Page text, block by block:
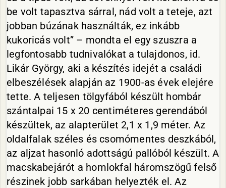
be volt tapasztva sárral, nád volt a teteje, azt
jobban búzának használták, ez inkább
kukoricás volt” – mondta el egy szuszra a
legfontosabb tudnivalókat a tulajdonos, id.
Likár György, aki a készítés idejét a családi
elbeszélések alapján az 1900-as évek elejére
tette. A teljesen tölgyfából készült hombár
szántalpai 15 x 20 centiméteres gerendából
készültek, az alapterület 2,1 x 1,9 méter. Az
oldalfalak széles és csomómentes deszkából,
az aljzat hasonló adottságú pallóból készült. A
macskabejárót a homlokfal háromszögű felső
részinek jobb sarkában helyezték el. Az